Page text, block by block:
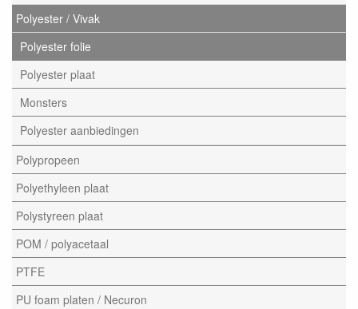
Polyester / Vivak
Polyester folie
Polyester plaat
Monsters
Polyester aanbiedingen
Polypropeen
Polyethyleen plaat
Polystyreen plaat
POM / polyacetaal
PTFE
PU foam platen / Necuron